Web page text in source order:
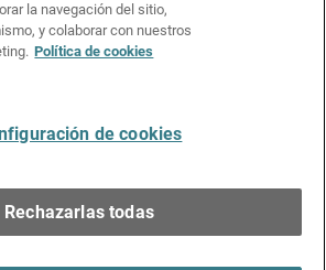
la navegación del sitio,
y colaborar con nuestros
Política de cookies
de cookies
Rechazarlas todas